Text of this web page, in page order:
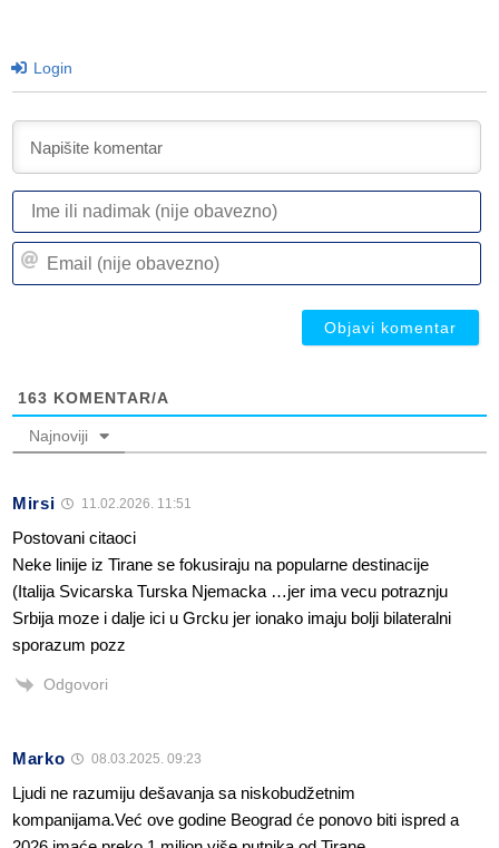
Login
163 KOMENTAR/A
Najnoviji
Mirsi 11.02.2026. 11:51
Postovani citaoci
Neke linije iz Tirane se fokusiraju na popularne destinacije
(Italija Svicarska Turska Njemacka …jer ima vecu potraznju
Srbija moze i dalje ici u Grcku jer ionako imaju bolji bilateralni
sporazum pozz
Odgovori
Marko 08.03.2025. 09:23
Ljudi ne razumiju dešavanja sa niskobudžetnim
kompanijama.Već ove godine Beograd će ponovo biti ispred a